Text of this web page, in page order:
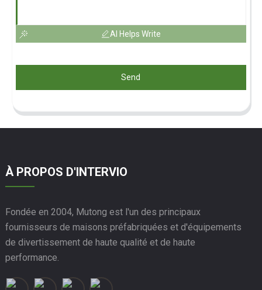
AI Helps Write
Send
À PROPOS D'INTERVIO
Fondée en 2004, Mutong est l'un des principaux
fournisseurs de maisons préfabriquées et d'équipements
de divertissement de haute qualité et de haute
performance.